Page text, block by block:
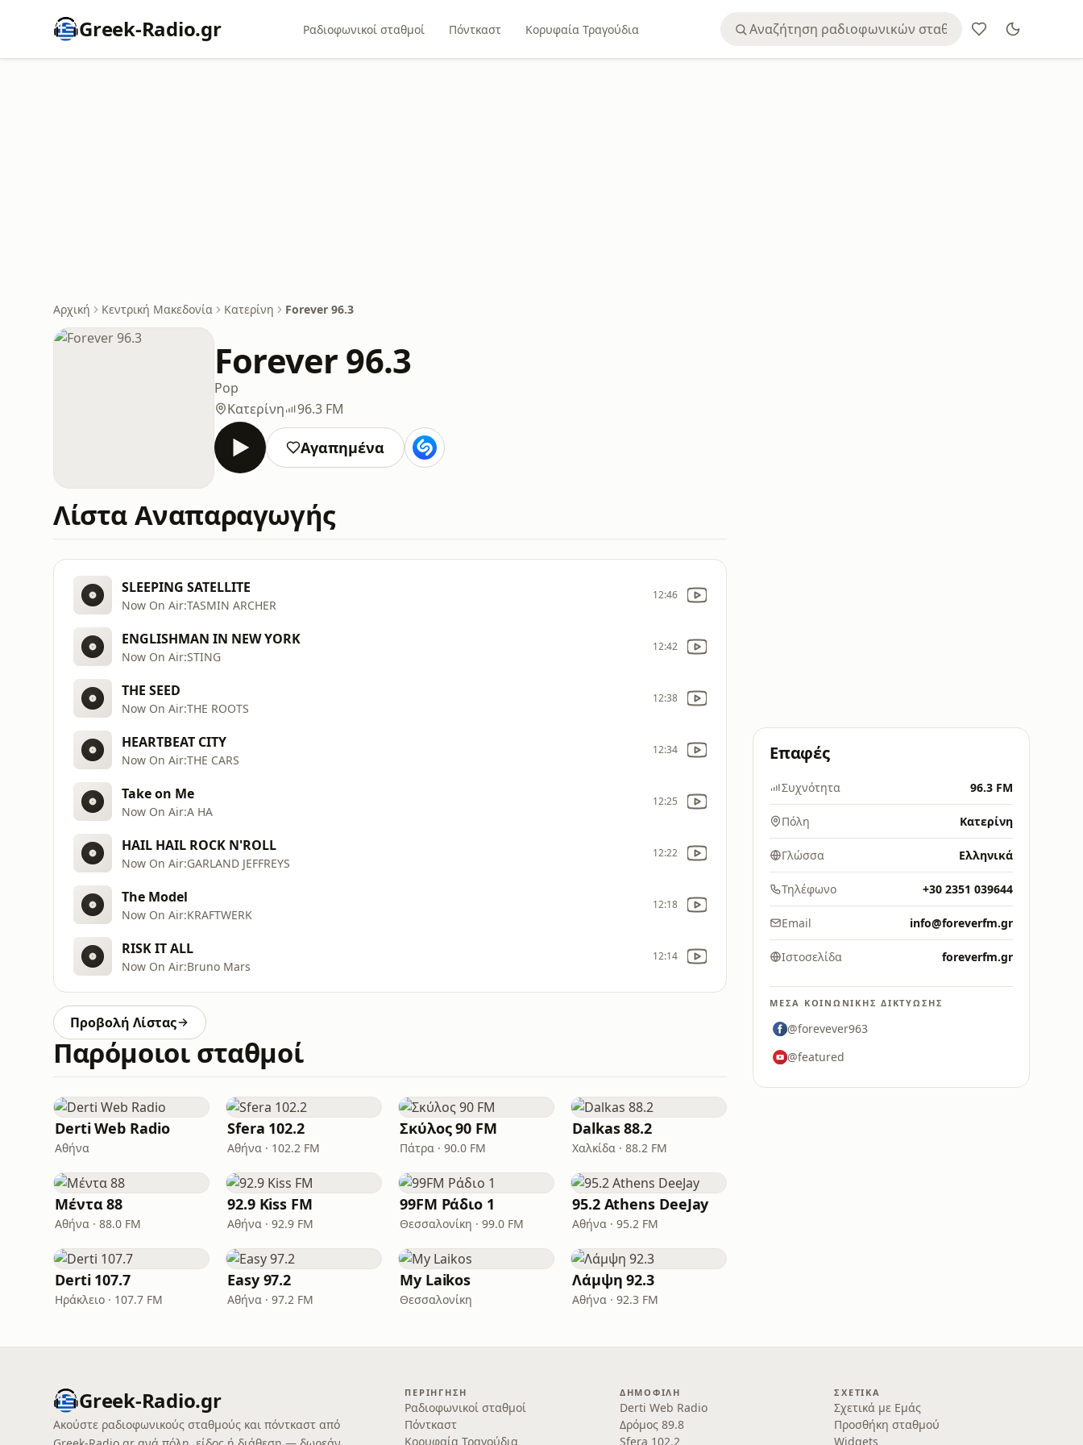
Greek-Radio.gr Ραδιοφωνικοί σταθμοί Πόντκαστ Κορυφαία Τραγούδια
Αρχική Κεντρική Μακεδονία Κατερίνη Forever 96.3
Forever 96.3
Pop
Κατερίνη
96.3 FM
Αγαπημένα
Λίστα Αναπαραγωγής
SLEEPING SATELLITE
Now On Air:TASMIN ARCHER
12:46
ENGLISHMAN IN NEW YORK
Now On Air:STING
12:42
THE SEED
Now On Air:THE ROOTS
12:38
HEARTBEAT CITY
Now On Air:THE CARS
12:34
Take on Me
Now On Air:A HA
12:25
HAIL HAIL ROCK N'ROLL
Now On Air:GARLAND JEFFREYS
12:22
The Model
Now On Air:KRAFTWERK
12:18
RISK IT ALL
Now On Air:Bruno Mars
12:14
Προβολή Λίστας
Παρόμοιοι σταθμοί
Derti Web Radio
Αθήνα
Sfera 102.2
Αθήνα · 102.2 FM
Σκύλος 90 FM
Πάτρα · 90.0 FM
Dalkas 88.2
Χαλκίδα · 88.2 FM
Μέντα 88
Αθήνα · 88.0 FM
92.9 Kiss FM
Αθήνα · 92.9 FM
99FM Ράδιο 1
Θεσσαλονίκη · 99.0 FM
95.2 Athens DeeJay
Αθήνα · 95.2 FM
Derti 107.7
Ηράκλειο · 107.7 FM
Easy 97.2
Αθήνα · 97.2 FM
My Laikos
Θεσσαλονίκη
Λάμψη 92.3
Αθήνα · 92.3 FM
Επαφές
Συχνότητα 96.3 FM
Πόλη Κατερίνη
Γλώσσα Ελληνικά
Τηλέφωνο +30 2351 039644
Email info@foreverfm.gr
Ιστοσελίδα foreverfm.gr
ΜΈΣΑ ΚΟΙΝΩΝΙΚΉΣ ΔΙΚΤΎΩΣΗΣ
@forevever963
@featured
Greek-Radio.gr
Ακούστε ραδιοφωνικούς σταθμούς και πόντκαστ από
ΠΕΡΙΉΓΗΣΗ
Ραδιοφωνικοί σταθμοί
Πόντκαστ
Κορυφαία Τραγούδια
ΔΗΜΟΦΙΛΉ
Derti Web Radio
Δρόμος 89.8
Sfera 102.2
ΣΧΕΤΙΚΆ
Σχετικά με Εμάς
Προσθήκη σταθμού
Widgets